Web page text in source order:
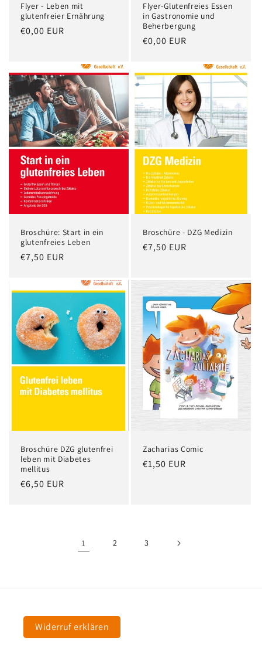
Flyer - Leben mit
glutenfreier Ernährung
Normaler
€0,00 EUR
Flyer-Glutenfreies Essen
in Gastronomie und
Beherbergung
Normaler
€0,00 EUR
Broschüre: Start in ein
glutenfreies Leben
Normaler
€7,50 EUR
Broschüre - DZG Medizin
Normaler
€7,50 EUR
Broschüre DZG glutenfrei
leben mit Diabetes
mellitus
Normaler
€6,50 EUR
Zacharias Comic
Normaler
€1,50 EUR
1 2 3
Widerruf erklären